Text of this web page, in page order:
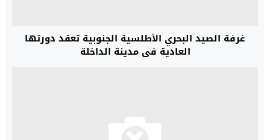
غرفة الصيد البحري الأطلسية الجنوبية تعقد دورتها
العادية في مدينة الداخلة